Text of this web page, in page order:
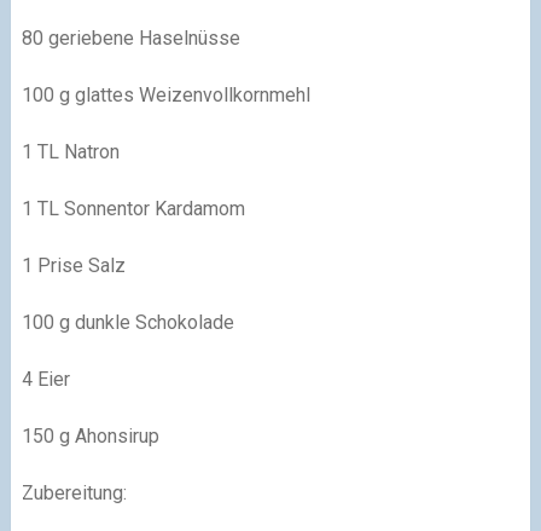
80 geriebene Haselnüsse
100 g glattes Weizenvollkornmehl
1 TL Natron
1 TL Sonnentor Kardamom
1 Prise Salz
100 g dunkle Schokolade
4 Eier
150 g Ahonsirup
Zubereitung: